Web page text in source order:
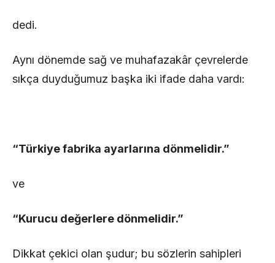
dedi.
Aynı dönemde sağ ve muhafazakâr çevrelerde
sıkça duyduğumuz başka iki ifade daha vardı:
“Türkiye fabrika ayarlarına dönmelidir.”
ve
“Kurucu değerlere dönmelidir.”
Dikkat çekici olan şudur; bu sözlerin sahipleri